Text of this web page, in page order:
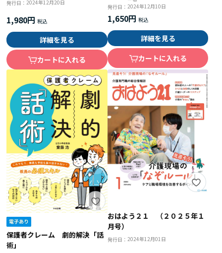
発行日：2024年12月20日
1,980円
詳細を見る
カートに入れる
発行日： 2024年12月10日
1,650円
詳細を見る
カートに入れる
保護者クレーム 劇的解決「話
術」
おはよう２１ （２０２５年１
月号）
発行日： 2024年12月01日